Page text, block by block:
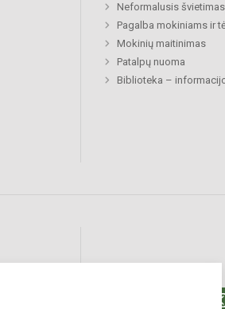
Neformalusis švietimas
Pagalba mokiniams ir
Mokinių maitinimas
Patalpų nuoma
Biblioteka –